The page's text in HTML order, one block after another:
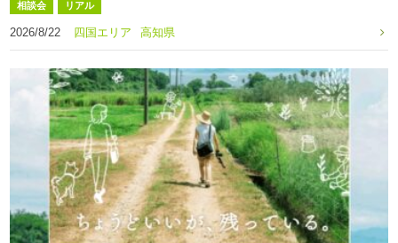
相談会 リアル
2026/8/22 四国エリア 高知県